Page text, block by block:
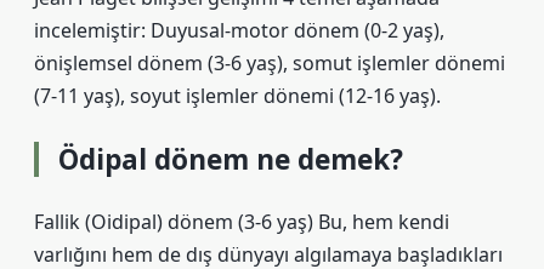
incelemiştir: Duyusal-motor dönem (0-2 yaş),
önişlemsel dönem (3-6 yaş), somut işlemler dönemi
(7-11 yaş), soyut işlemler dönemi (12-16 yaş).
Ödipal dönem ne demek?
Fallik (Oidipal) dönem (3-6 yaş) Bu, hem kendi
varlığını hem de dış dünyayı algılamaya başladıkları